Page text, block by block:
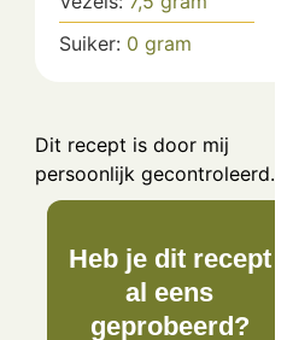
Suiker: 0 gram
Dit recept is door mij
persoonlijk gecontroleerd.
Heb je dit recept
al eens
geprobeerd?